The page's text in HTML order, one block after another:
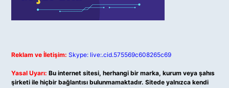
Reklam ve İletişim: Skype: live:.cid.575569c608265c69
Yasal Uyarı: Bu internet sitesi, herhangi bir marka, kurum veya şahıs
şirketi ile hiçbir bağlantısı bulunmamaktadır. Sitede yalnızca kendi